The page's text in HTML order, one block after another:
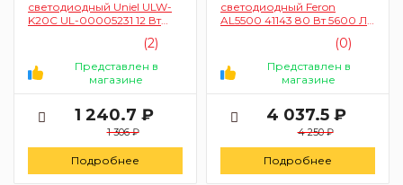
светодиодный Uniel ULW-
K20С UL-00005231 12 Вт
(влагозащищенный, цвет
(2)
Представлен в
магазине
1 240.7 ₽
1 306 ₽
Подробнее
светодиодный Feron
AL5500 41143 80 Вт 5600 Лм
пультом, цвет белый)(0)
Представлен в
магазине
4 037.5 ₽
4 250 ₽
Подробнее